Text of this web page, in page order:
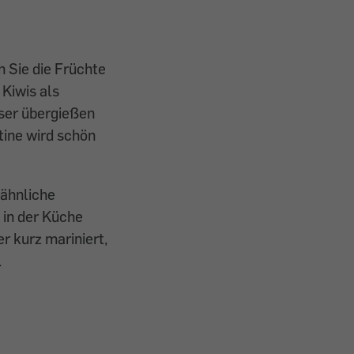
Sie die Früchte
als
übergießen
wird schön
der Küche
kurz mariniert,